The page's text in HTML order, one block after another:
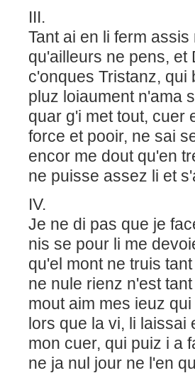
III.
Tant ai en li ferm
qu'ailleurs ne pens,
c'onques Tristanz, qui
pluz loiaument n'ama
quar g'i met tout, cuer
force et pooir, ne sai
encor me dout qu'en
ne puisse assez li et
IV.
Je ne di pas que je
nis se pour li me
qu'el mont ne truis
ne nule rienz n'est
mout aim mes ieuz
lors que la vi, li laissai
mon cuer, qui puiz i a
ne ja nul jour ne l'en